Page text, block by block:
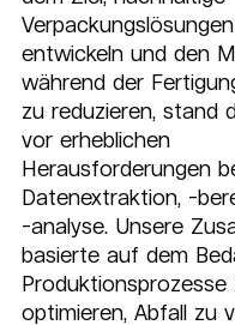
entwickeln und den
während der
zu reduzieren, stand
vor erheblichen
Herausforderungen
Datenextraktion, -
-analyse. Unsere
basierte auf dem
Produktionsprozesse
optimieren, Abfall zu